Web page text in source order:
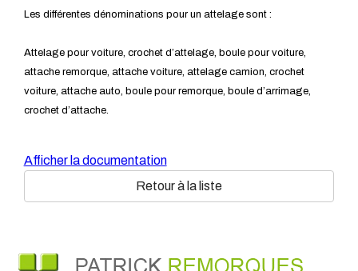
Les différentes dénominations pour un attelage sont :
Attelage pour voiture, crochet d’attelage, boule pour voiture,
attache remorque, attache voiture, attelage camion, crochet
voiture, attache auto, boule pour remorque, boule d’arrimage,
crochet d’attache.
Afficher la documentation
Retour à la liste